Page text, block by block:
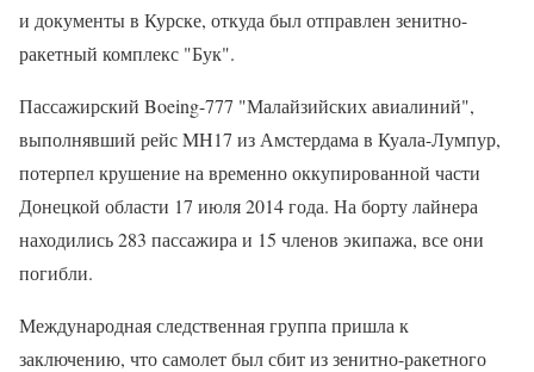
и документы в Курске, откуда был отправлен зенитно-
ракетный комплекс "Бук".
Пассажирский Boeing-777 "Малайзийских авиалиний",
выполнявший рейс MH17 из Амстердама в Куала-Лумпур,
потерпел крушение на временно оккупированной части
Донецкой области 17 июля 2014 года. На борту лайнера
находились 283 пассажира и 15 членов экипажа, все они
погибли.
Международная следственная группа пришла к
заключению, что самолет был сбит из зенитно-ракетного